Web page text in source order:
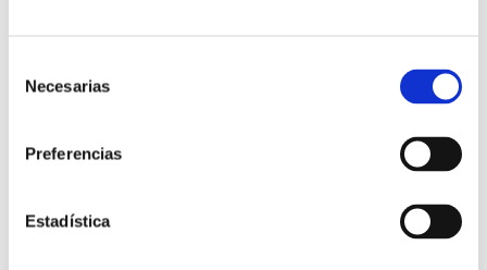
Necesarias
Preferencias
Estadística